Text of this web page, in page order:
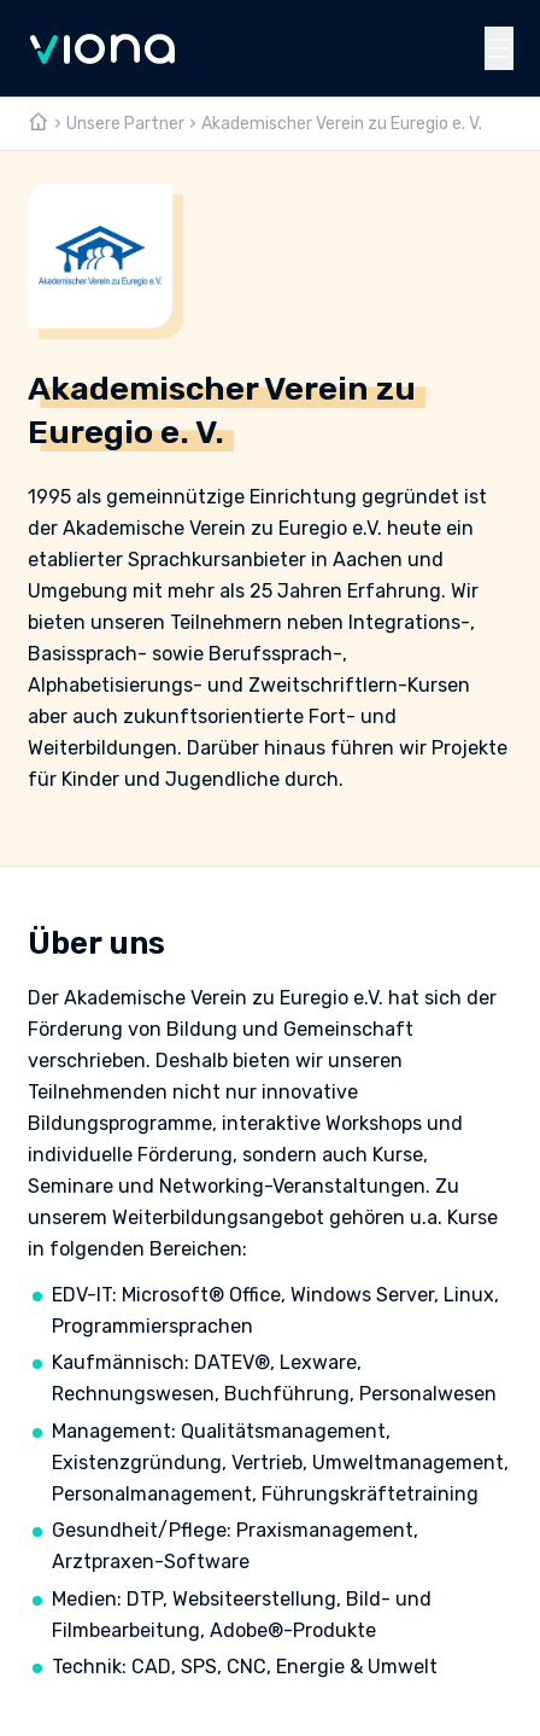
Unsere Partner Akademischer Verein zu Euregio e. V.
Akademischer Verein zu
Euregio e. V.
1995 als gemeinnützige Einrichtung gegründet ist
der Akademische Verein zu Euregio e.V. heute ein
etablierter Sprachkursanbieter in Aachen und
Umgebung mit mehr als 25 Jahren Erfahrung. Wir
bieten unseren Teilnehmern neben Integrations-,
Basissprach- sowie Berufssprach-,
Alphabetisierungs- und Zweitschriftlern-Kursen
aber auch zukunftsorientierte Fort- und
Weiterbildungen. Darüber hinaus führen wir Projekte
für Kinder und Jugendliche durch.
Über uns
Der Akademische Verein zu Euregio e.V. hat sich der
Förderung von Bildung und Gemeinschaft
verschrieben. Deshalb bieten wir unseren
Teilnehmenden nicht nur innovative
Bildungsprogramme, interaktive Workshops und
individuelle Förderung, sondern auch Kurse,
Seminare und Networking-Veranstaltungen. Zu
unserem Weiterbildungsangebot gehören u.a. Kurse
in folgenden Bereichen:
EDV-IT: Microsoft® Office, Windows Server, Linux,
Programmiersprachen
Kaufmännisch: DATEV®, Lexware,
Rechnungswesen, Buchführung, Personalwesen
Management: Qualitätsmanagement,
Existenzgründung, Vertrieb, Umweltmanagement,
Personalmanagement, Führungskräftetraining
Gesundheit/Pflege: Praxismanagement,
Arztpraxen-Software
Medien: DTP, Websiteerstellung, Bild- und
Filmbearbeitung, Adobe®-Produkte
Technik: CAD, SPS, CNC, Energie & Umwelt